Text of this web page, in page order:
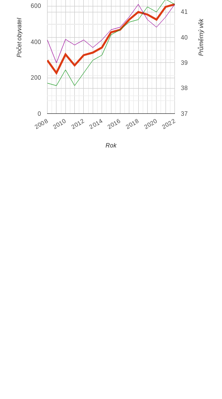
2008 2010 2012 2014 2016 2018 2020 2022
0
200
400
600
37
38
39
40
41
Rok
Počet obyvatel Průměrný věk